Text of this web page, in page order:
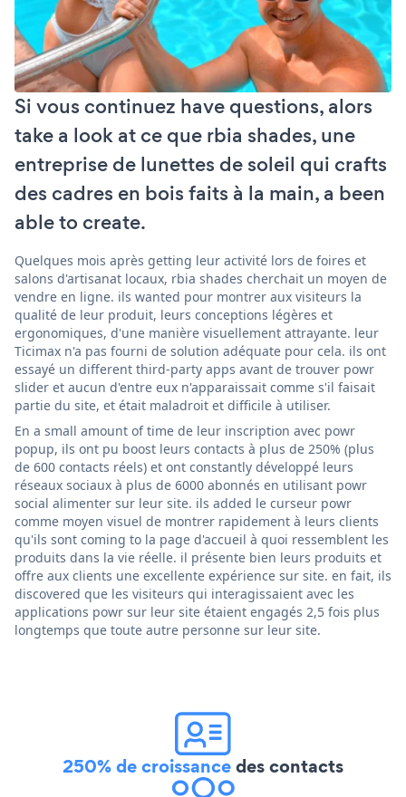
Si vous continuez have questions, alors
take a look at ce que rbia shades, une
entreprise de lunettes de soleil qui crafts
des cadres en bois faits à la main, a been
able to create.
Quelques mois après getting leur activité lors de foires et
salons d'artisanat locaux, rbia shades cherchait un moyen de
vendre en ligne. ils wanted pour montrer aux visiteurs la
qualité de leur produit, leurs conceptions légères et
ergonomiques, d'une manière visuellement attrayante. leur
Ticimax n'a pas fourni de solution adéquate pour cela. ils ont
essayé un different third-party apps avant de trouver powr
slider et aucun d'entre eux n'apparaissait comme s'il faisait
partie du site, et était maladroit et difficile à utiliser.
En a small amount of time de leur inscription avec powr
popup, ils ont pu boost leurs contacts à plus de 250% (plus
de 600 contacts réels) et ont constantly développé leurs
réseaux sociaux à plus de 6000 abonnés en utilisant powr
social alimenter sur leur site. ils added le curseur powr
comme moyen visuel de montrer rapidement à leurs clients
qu'ils sont coming to la page d'accueil à quoi ressemblent les
produits dans la vie réelle. il présente bien leurs produits et
offre aux clients une excellente expérience sur site. en fait, ils
discovered que les visiteurs qui interagissaient avec les
applications powr sur leur site étaient engagés 2,5 fois plus
longtemps que toute autre personne sur leur site.
250% de croissancedes contacts